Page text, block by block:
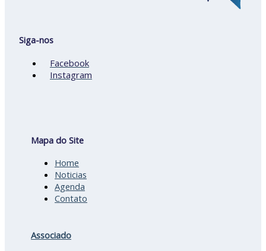
Siga-nos
Facebook
Instagram
Mapa do Site
Home
Noticias
Agenda
Contato
Associado